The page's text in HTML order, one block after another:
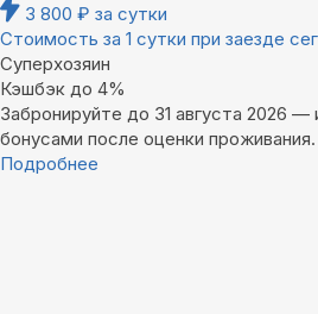
3 800 ₽ за сутки
Стоимость за 1 сутки при заезде
Суперхозяин
Кэшбэк до 4%
Забронируйте до 31 августа 2026 —
бонусами после оценки проживания.
Подробнее